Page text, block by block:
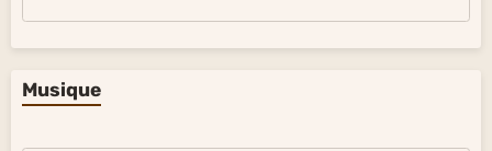
Musique